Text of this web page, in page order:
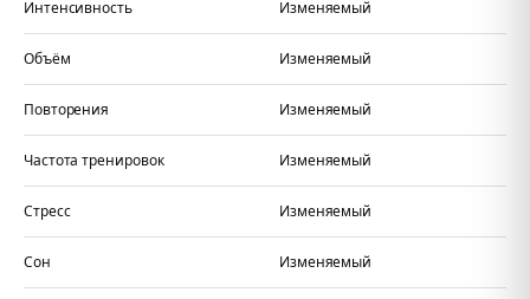
Интенсивность Изменяемый
Объём Изменяемый
Повторения Изменяемый
Частота тренировок Изменяемый
Стресс Изменяемый
Сон Изменяемый